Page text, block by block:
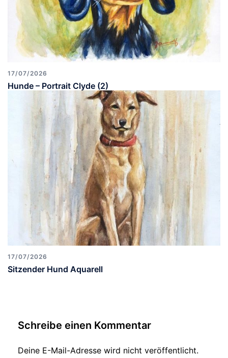
17/07/2026
Hunde – Portrait Clyde (2)
17/07/2026
Sitzender Hund Aquarell
Schreibe einen Kommentar
Deine E-Mail-Adresse wird nicht veröffentlicht.